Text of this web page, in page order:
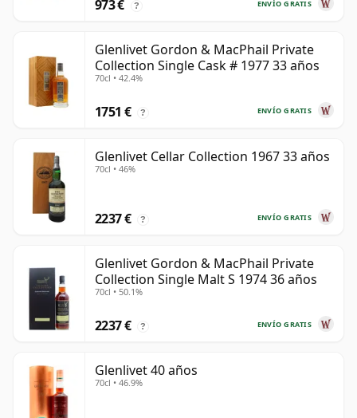
ENVÍO GRATIS
973 € ?
Glenlivet Gordon & MacPhail Private
Collection Single Cask # 1977 33 años
70cl • 42.4%
ENVÍO GRATIS
1751 € ?
Glenlivet Cellar Collection 1967 33 años
70cl • 46%
ENVÍO GRATIS
2237 € ?
Glenlivet Gordon & MacPhail Private
Collection Single Malt S 1974 36 años
70cl • 50.1%
ENVÍO GRATIS
2237 € ?
Glenlivet 40 años
70cl • 46.9%